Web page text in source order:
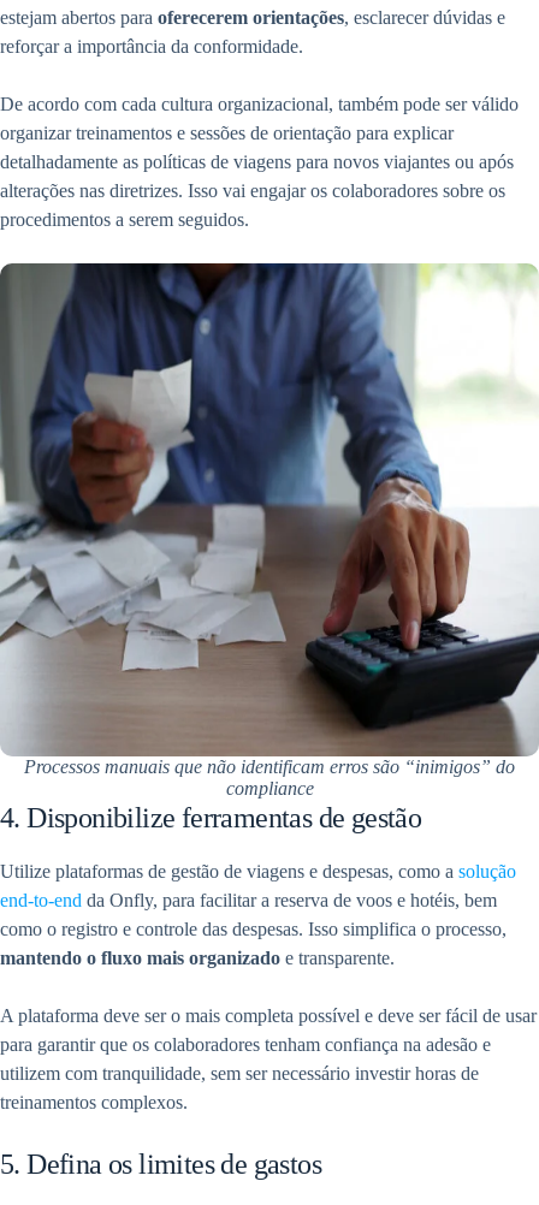
estejam abertos para oferecerem orientações, esclarecer dúvidas e
reforçar a importância da conformidade.
De acordo com cada cultura organizacional, também pode ser válido
organizar treinamentos e sessões de orientação para explicar
detalhadamente as políticas de viagens para novos viajantes ou após
alterações nas diretrizes. Isso vai engajar os colaboradores sobre os
procedimentos a serem seguidos.
Processos manuais que não identificam erros são “inimigos” do
compliance
4. Disponibilize ferramentas de gestão
Utilize plataformas de gestão de viagens e despesas, como a solução
end-to-end da Onfly, para facilitar a reserva de voos e hotéis, bem
como o registro e controle das despesas. Isso simplifica o processo,
mantendo o fluxo mais organizado e transparente.
A plataforma deve ser o mais completa possível e deve ser fácil de usar
para garantir que os colaboradores tenham confiança na adesão e
utilizem com tranquilidade, sem ser necessário investir horas de
treinamentos complexos.
5. Defina os limites de gastos